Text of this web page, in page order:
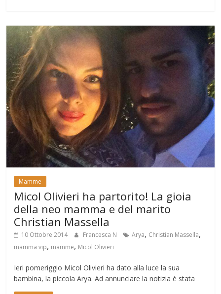
Mamme
Micol Olivieri ha partorito! La gioia
della neo mamma e del marito
Christian Massella
10 Ottobre 2014 Francesca N Arya, Christian Massella,
mamma vip, mamme, Micol Olivieri
Ieri pomeriggio Micol Olivieri ha dato alla luce la sua
bambina, la piccola Arya. Ad annunciare la notizia è stata